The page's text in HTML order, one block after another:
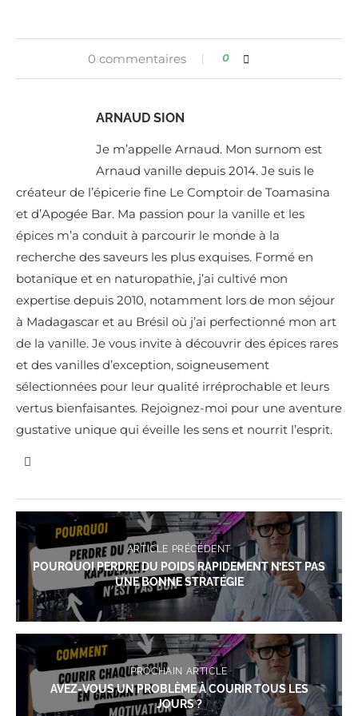
0 commentaires 0
ARNAUD SION
Je m’appelle Arnaud. Mon surnom est
Arnaud vanille depuis 2014. Je suis le
créateur de l’épicerie fine Le Comptoir de Toamasina
et d’Apogée Bar. Ma passion pour la vanille et les
épices m’a conduit à parcourir le monde à la
recherche des saveurs les plus exquises. Formé en
botanique et en naturopathie, j’ai cultivé mon
expertise depuis 2010, notamment lors de mon séjour
à Madagascar et au Brésil où j’ai perfectionné mon art
de la vanille. Je vous invite à découvrir des épices rares
et des vanilles d’exception, soigneusement
sélectionnées pour leur qualité irréprochable et leurs
vertus bienfaisantes. Rejoignez-moi pour une aventure
gustative unique qui éveille les sens et nourrit l’esprit.
ARTICLE PRÉCÉDENT
POURQUOI PERDRE DU POIDS RAPIDEMENT N’EST PAS
UNE BONNE STRATÉGIE
PROCHAIN ARTICLE
AVEZ-VOUS UN PROBLÈME À COURIR TOUS LES
JOURS ?